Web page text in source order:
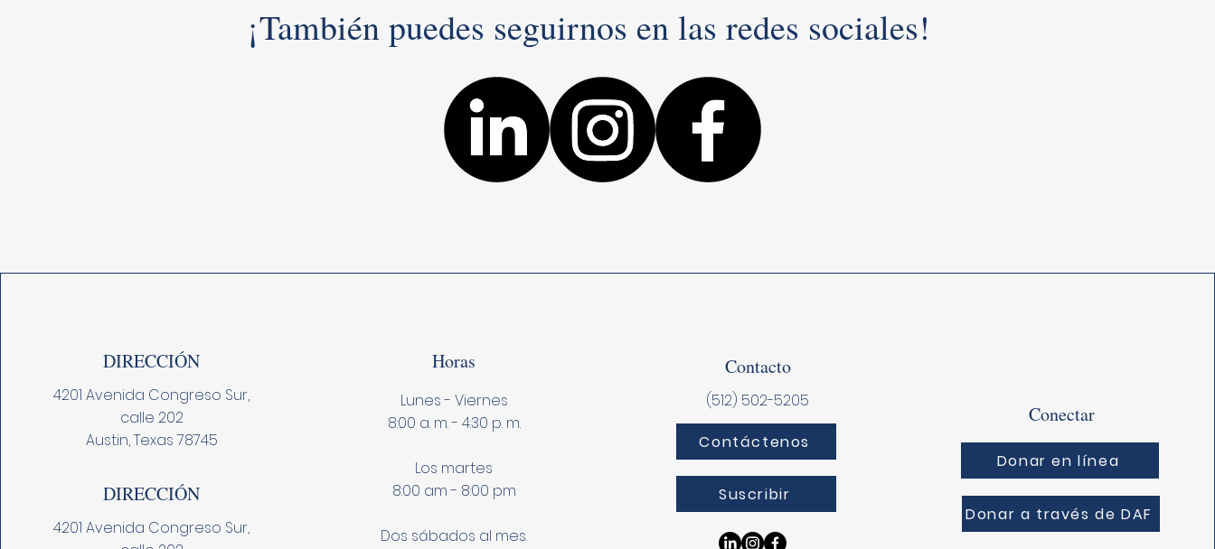
¡También puedes seguirnos en las redes sociales!
DIRECCIÓN
4201 Avenida Congreso Sur,
calle 202
Austin, Texas 78745
DIRECCIÓN
4201 Avenida Congreso Sur,
Horas
Lunes - Viernes
8:00 a. m. - 4:30 p. m.
Los martes
8:00 am - 8:00 pm
Dos sábados al mes.
Contacto
(512) 502-5205
Contáctenos
Suscribir
Conectar
Donar en línea
Donar a través de DAF